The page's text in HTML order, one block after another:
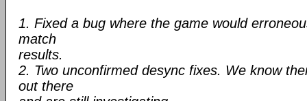
1. Fixed a bug where the game would
match
results.
2. Two unconfirmed desync fixes. We know
out there